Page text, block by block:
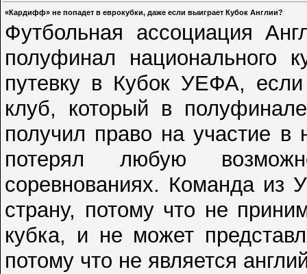
«Кардифф» не попадет в еврокубки, даже если выиграет Кубок Англии?
Футбольная ассоциация
полуфинал национального
путевку в Кубок УЕФА, если
клуб, который в
получил право на участие в
потерял любую
соревнованиях. Команда из
страну, потому что не
кубка, и не может
потому что не является